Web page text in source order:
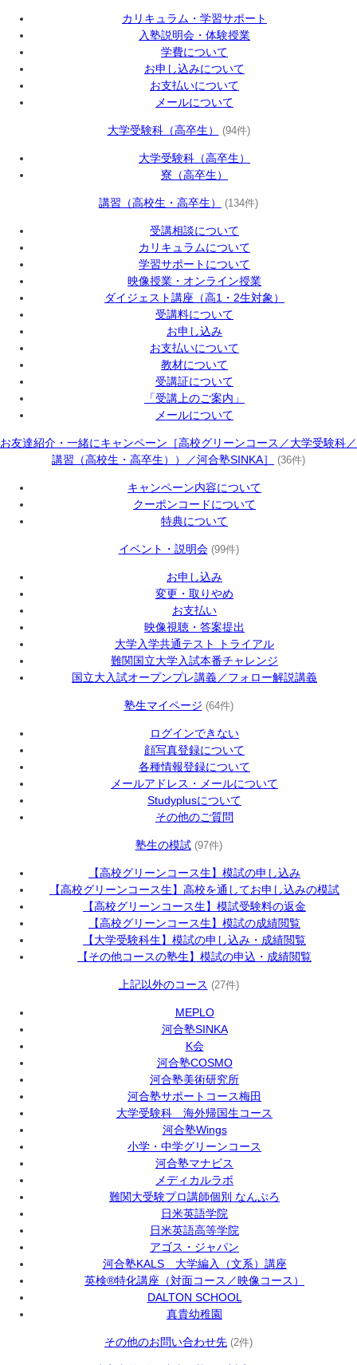
カリキュラム・学習サポート
入塾説明会・体験授業
学費について
お申し込みについて
お支払いについて
メールについて
大学受験科（高卒生） (94件)
大学受験科（高卒生）
寮（高卒生）
講習（高校生・高卒生） (134件)
受講相談について
カリキュラムについて
学習サポートについて
映像授業・オンライン授業
ダイジェスト講座（高1・2生対象）
受講料について
お申し込み
お支払いについて
教材について
受講証について
「受講上のご案内」
メールについて
お友達紹介・一緒にキャンペーン［高校グリーンコース／大学受験科／
講習（高校生・高卒生））／河合塾SINKA］
(36件)
キャンペーン内容について
クーポンコードについて
特典について
イベント・説明会 (99件)
お申し込み
変更・取りやめ
お支払い
映像視聴・答案提出
大学入学共通テスト トライアル
難関国立大学入試本番チャレンジ
国立大入試オープンプレ講義／フォロー解説講義
塾生マイページ (64件)
ログインできない
顔写真登録について
各種情報登録について
メールアドレス・メールについて
Studyplusについて
その他のご質問
塾生の模試 (97件)
【高校グリーンコース生】模試の申し込み
【高校グリーンコース生】高校を通してお申し込みの模試
【高校グリーンコース生】模試受験料の返金
【高校グリーンコース生】模試の成績閲覧
【大学受験科生】模試の申し込み・成績閲覧
【その他コースの塾生】模試の申込・成績閲覧
上記以外のコース (27件)
MEPLO
河合塾SINKA
K会
河合塾COSMO
河合塾美術研究所
河合塾サポートコース梅田
大学受験科 海外帰国生コース
河合塾Wings
小学・中学グリーンコース
河合塾マナビス
メディカルラボ
難関大受験プロ講師個別 なんぷろ
日米英語学院
日米英語高等学院
アゴス・ジャパン
河合塾KALS 大学編入（文系）講座
英検®特化講座（対面コース／映像コース）
DALTON SCHOOL
真貴幼稚園
その他のお問い合わせ先 (2件)